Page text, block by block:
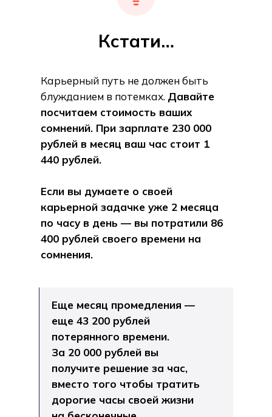
Кстати…
Карьерный путь не должен быть
блужданием в потемках. Давайте
посчитаем стоимость ваших
сомнений. При зарплате 230 000
рублей в месяц ваш час стоит 1
440 рублей.
Если вы думаете о своей
карьерной задачке уже 2 месяца
по часу в день — вы потратили 86
400 рублей своего времени на
сомнения.
Еще месяц промедления —
еще 43 200 рублей
потерянного времени.
За 20 000 рублей вы
получите решение за час,
вместо того чтобы тратить
дорогие часы своей жизни